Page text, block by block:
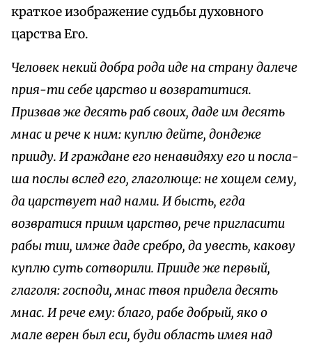
краткое изображение судьбы духовного
царства Его.
Человек некий добра рода иде на страну далече
прия-ти себе царство и возвратитися.
Призвав же десять раб своих, даде им десять
мнас и рече к ним: куплю дейте, дондеже
npииду. И граждане его ненавидяху его и посла-
ша послы вслед его, глаголюще: не хощем сему,
да царствует над нами. И бысть, егда
возвратися приим царство, рече пригласити
рабы mии, имже даде сребро, да увесть, какову
куплю суть сотворили. Прииде же первый,
глаголя: господи, мнас твоя придела десять
мнас. И рече ему: благо, рабе добрый, яко о
мале верен был ecu, буди область имея над